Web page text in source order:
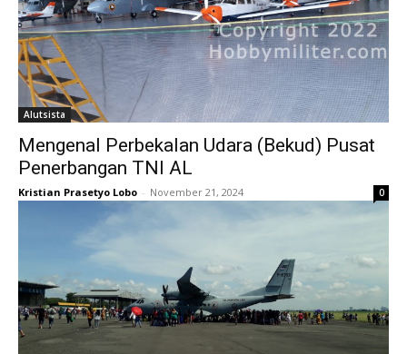
Alutsista
Mengenal Perbekalan Udara (Bekud) Pusat
Penerbangan TNI AL
Kristian Prasetyo Lobo - November 21, 2024 0